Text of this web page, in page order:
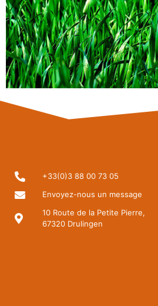
+33(0)3 88 00 73 05
Envoyez-nous un message
10 Route de la Petite Pierre,
67320 Drulingen